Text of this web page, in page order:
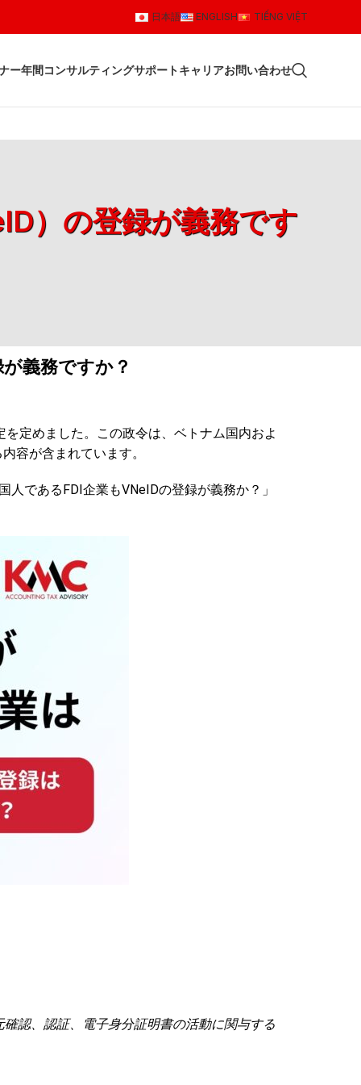
日本語 ENGLISH TIẾNG VIỆT
ー年間コンサルティングサポートキャリアお問い合わせ
）の登録が義務です
義務ですか？
定めました。この政令は、ベトナム国内およ
容が含まれています。
であるFDI企業もVNeIDの登録が義務か？」
認、認証、電子身分証明書の活動に関与する